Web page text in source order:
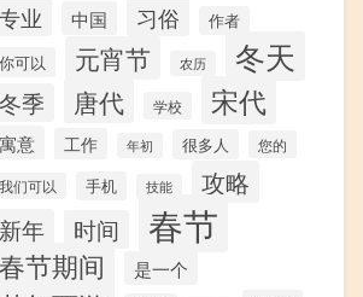
专业 中国 习俗 作者
你可以 元宵节 农历 冬天
冬季 唐代 学校 宋代
寓意 工作 年初 很多人 您的
我们可以 手机 技能 攻略
新年 时间 春节
春节期间 是一个